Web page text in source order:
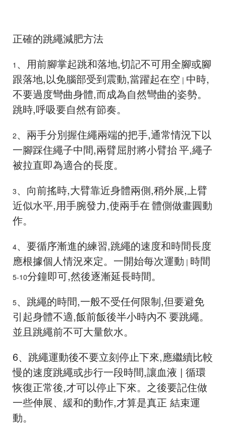
正確的跳繩減肥方法
1 、用前腳掌起跳和落地,切記不可用全腳或腳
跟落地,以免腦部受到震動,當躍起在空 | 中時,
不要過度彎曲身體,而成為自然彎曲的姿勢。
跳時,呼吸要自然有節奏。
2、兩手分別握住繩兩端的把手,通常情況下以
一腳踩住繩子中間,兩臂屈肘將小臂抬平,繩子
被拉直即為適合的長度。
3、向前搖時,大臂靠近身體兩側,稍外展,上臂
近似水平,用手腕發力,使兩手在體側做畫圓動
作。
4、要循序漸進的練習,跳繩的速度和時間長度
應根據個人情況來定。一開始每次運動 | 時間
5-10分鐘即可,然後逐漸延長時間。
5、跳繩的時間,一般不受任何限制,但要避免
引起身體不適,飯前飯後半小時內不要跳繩。
並且跳繩前不可大量飲水。
6、跳繩運動後不要立刻停止下來,應繼續比較
慢的速度跳繩或步行一段時間,讓血液 | 循環
恢復正常後,才可以停止下來。之後要記住做
一些伸展、緩和的動作,才算是真正 結束運
動。